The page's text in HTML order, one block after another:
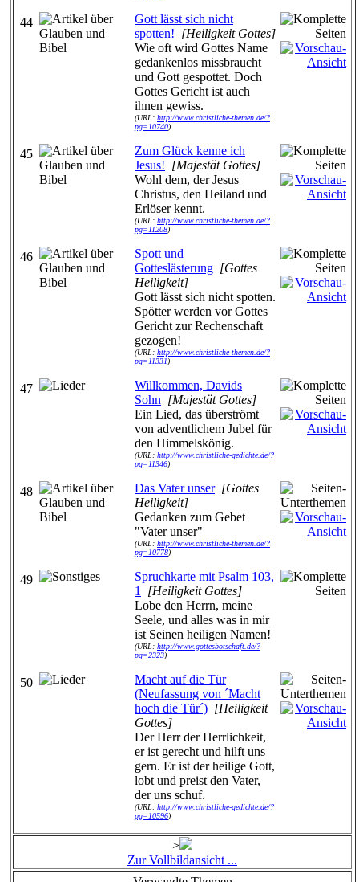
44
Gott lässt sich nicht
spotten! [Heiligkeit Gottes]
Wie oft wird Gottes Name
gedankenlos missbraucht
und Gott gespottet. Doch
Gottes Gericht ist auch
ihnen gewiss.
(URL: http://www.christliche-themen.de/?
pg=10740)
45
Zum Glück kenne ich
Jesus! [Majestät Gottes]
Wohl dem, der Jesus
Christus, den Heiland und
Erlöser kennt.
(URL: http://www.christliche-themen.de/?
pg=11208)
46
Spott und
Gotteslästerung [Gottes
Heiligkeit]
Gott lässt sich nicht spotten.
Spötter werden vor Gottes
Gericht zur Rechenschaft
gezogen!
(URL: http://www.christliche-themen.de/?
pg=11331)
47
Willkommen, Davids
Sohn [Majestät Gottes]
Ein Lied, das überströmt
von adventlichem Jubel für
den Himmelskönig.
(URL: http://www.christliche-gedichte.de/?
pg=11346)
48 Das Vater unser [Gottes
Heiligkeit]
Gedanken zum Gebet
"Vater unser"
(URL: http://www.christliche-themen.de/?
pg=10778)
49
Spruchkarte mit Psalm 103,
1
[Heiligkeit Gottes]
Lobe den Herrn, meine
Seele, und alles was in mir
ist Seinen heiligen Namen!
(URL: http://www.gottesbotschaft.de/?
pg=2323)
50
Macht auf die Tür
(Neufassung von ´Macht
hoch die Tür´) [Heiligkeit
Gottes]
Der Herr der Herrlichkeit,
er ist gerecht und hilft uns
gern. Er ist der heilige Gott,
lobt und preist den Vater,
der uns schuf.
(URL: http://www.christliche-gedichte.de/?
pg=10596)
>
Zur Vollbildansicht ...